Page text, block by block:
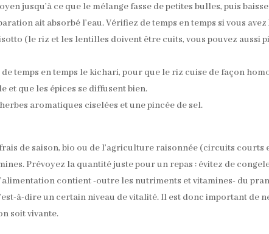
jusqu’à ce que le mélange fasse de petites bulles, puis
ait absorbé l’eau. Vérifiez de temps en temps si vous
(le riz et les lentilles doivent être cuits, vous pouvez aussi
de temps en temps le kichari, pour que le riz cuise de façon
et que les épices se diffusent bien.
aromatiques ciselées et une pincée de sel.
de saison, bio ou de l’agriculture raisonnée (circuits courts
Prévoyez la quantité juste pour un repas : évitez de
contient -outre les nutriments et vitamines- du
à-dire un certain niveau de vitalité. Il est donc important de
soit vivante.